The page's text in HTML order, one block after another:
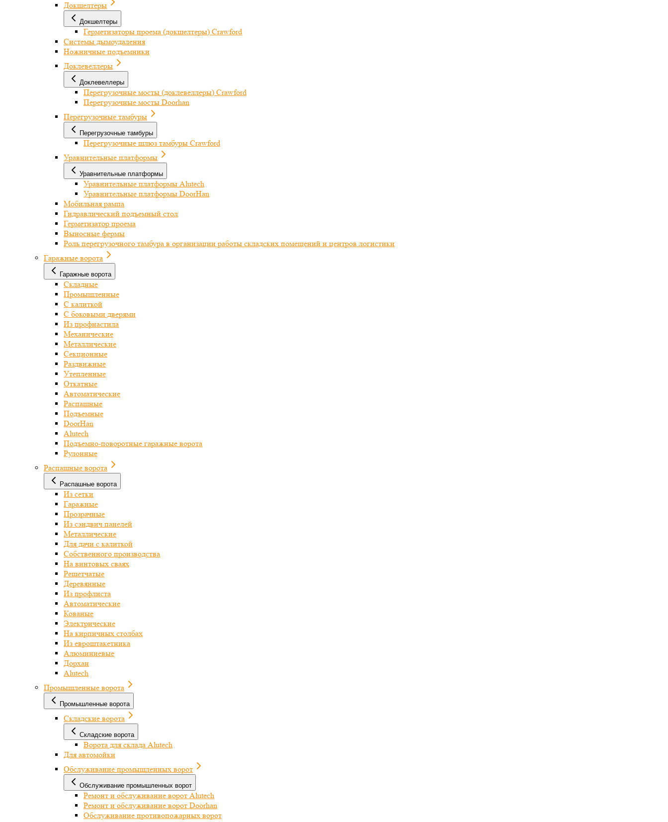
Докшелтеры
Докшелтеры
Герметизаторы проема (докшелтеры) Crawford
Системы дымоудаления
Ножничные подъемники
Доклевеллеры
Доклевеллеры
Перегрузочные мосты (доклевеллеры) Crawford
Перегрузочные мосты Doorhan
Перегрузочные тамбуры
Перегрузочные тамбуры
Перегрузочные шлюз тамбуры Crawford
Уравнительные платформы
Уравнительные платформы
Уравнительные платформы Alutech
Уравнительные платформы DoorHan
Мобильная рампа
Гидравлический подъемный стол
Герметизатор проема
Выносные фермы
Роль перегрузочного тамбура в организации работы складских помещений и центров логистики
Гаражные ворота
Гаражные ворота
Складные
Промышленные
С калиткой
С боковыми дверями
Из профнастила
Механические
Металлические
Секционные
Раздвижные
Утепленные
Откатные
Автоматические
Распашные
Подъемные
DoorHan
Alutech
Подъемно-поворотные гаражные ворота
Рулонные
Распашные ворота
Распашные ворота
Из сетки
Гаражные
Прозрачные
Из сэндвич панелей
Металлические
Для дачи с калиткой
Собственного производства
На винтовых сваях
Решетчатые
Деревянные
Из профлиста
Автоматические
Кованые
Электрические
На кирпичных столбах
Из евроштакетника
Алюминиевые
Дорхан
Alutech
Промышленные ворота
Промышленные ворота
Складские ворота
Складские ворота
Ворота для склада Alutech
Для автомойки
Обслуживание промышленных ворот
Обслуживание промышленных ворот
Ремонт и обслуживание ворот Alutech
Ремонт и обслуживание ворот Doorhan
Обслуживание противопожарных ворот